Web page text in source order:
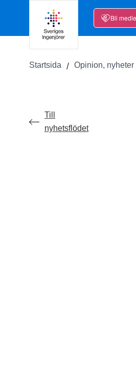
Bli
Startsida Opinion, nyheter
Till
nyhetsflödet